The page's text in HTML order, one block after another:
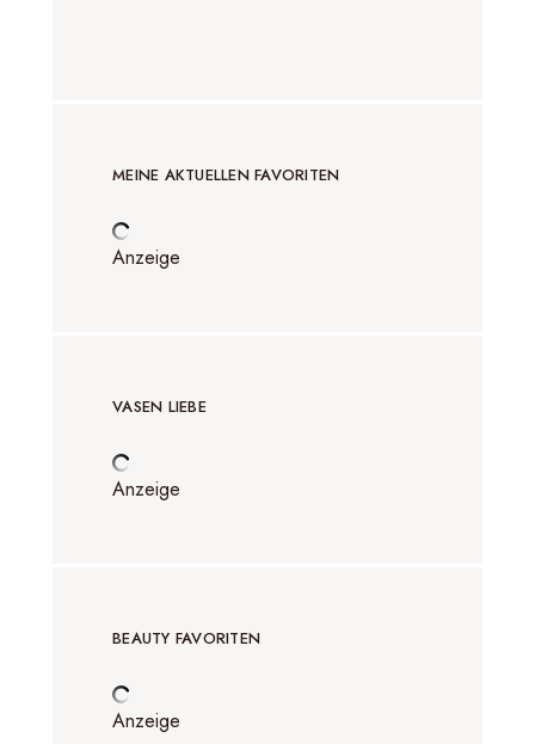
MEINE AKTUELLEN FAVORITEN
Anzeige
VASEN LIEBE
Anzeige
BEAUTY FAVORITEN
Anzeige